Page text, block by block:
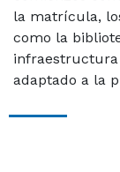
la matrícula,
como la
infraestructura
adaptado a la